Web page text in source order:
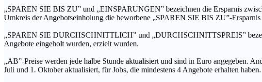
„SPAREN SIE BIS ZU” und „EINSPARUNGEN” bezeichnen die Ersparnis
Umkreis der Angebotseinholung die beworbene „SPAREN SIE BIS ZU”-Ersparnis
„SPAREN SIE DURCHSCHNITTLICH” und „DURCHSCHNITTSPREIS”
Angebote eingeholt wurden, erzielt wurden.
„AB”-Preise werden jede halbe Stunde aktualisiert und sind in Euro angegeben.
Juli und 1. Oktober aktualisiert, für Jobs, die mindestens 4 Angebote erhalten